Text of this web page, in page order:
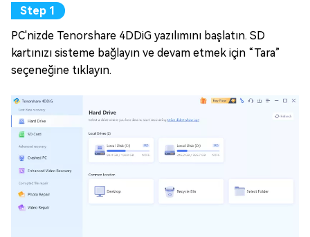
PC'nizde Tenorshare 4DDiG yazılımını başlatın. SD
kartınızı sisteme bağlayın ve devam etmek için “Tara”
seçeneğine tıklayın.